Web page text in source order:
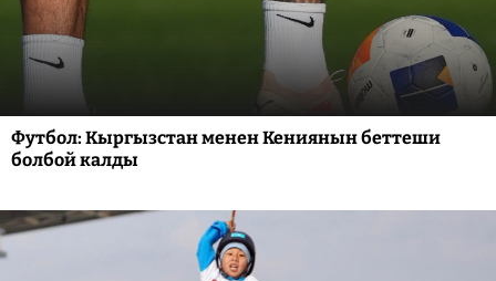
Футбол: Кыргызстан менен Кениянын беттеши
болбой калды